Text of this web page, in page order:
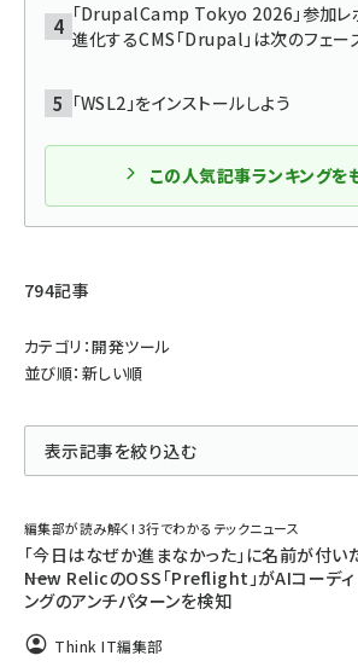
「DrupalCamp Tokyo 2026」参加レ
進化するCMS「Drupal」は次のフェー
「WSL2」をインストールしよう
この人気記事ランキングを
794記事
カテゴリ：開発ツール
並び順：新しい順
表示記事を絞り込む
編集部が読み解く! 3行でわかるテックニュース
「今日はなぜか進まなかった」に名前が付い
――New RelicのOSS「Preflight」がAIコーディ
ングのアンチパターンを検知
Think IT編集部